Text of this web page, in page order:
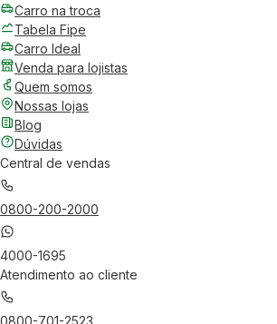
Carro na troca
Tabela Fipe
Carro Ideal
Venda para lojistas
Quem somos
Nossas lojas
Blog
Dúvidas
Central de vendas
0800-200-2000
4000-1695
Atendimento ao cliente
0800-701-2523